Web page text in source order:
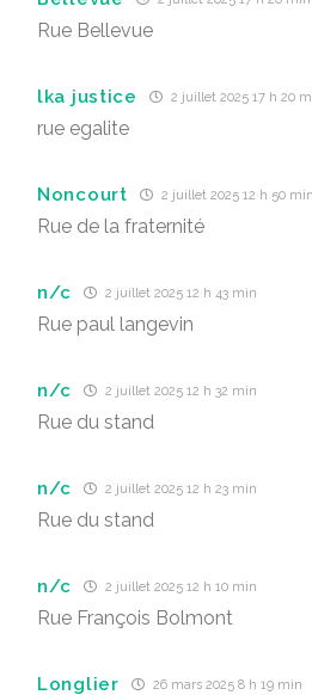
Rue Bellevue
lka justice 2 juillet 2025 17 h 20
rue egalite
Noncourt 2 juillet 2025 12 h 50 min
Rue de la fraternité
n/c 2 juillet 2025 12 h 43 min
Rue paul langevin
n/c 2 juillet 2025 12 h 32 min
Rue du stand
n/c 2 juillet 2025 12 h 23 min
Rue du stand
n/c 2 juillet 2025 12 h 10 min
Rue François Bolmont
Longlier 26 mars 2025 8 h 19 min